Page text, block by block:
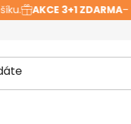
AKCE 3+1 ZDARMA–